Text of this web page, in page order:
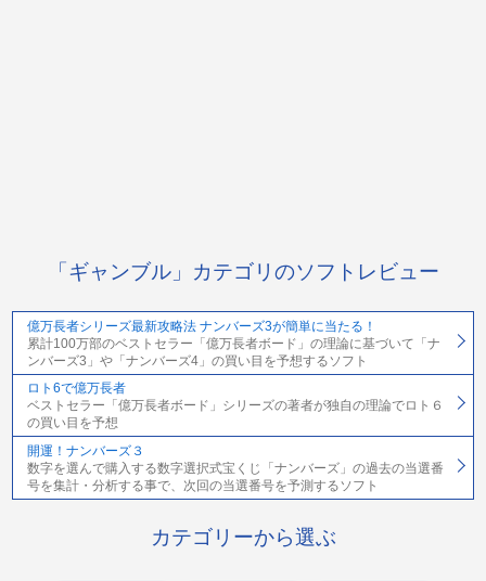
「ギャンブル」カテゴリのソフトレビュー
億万長者シリーズ最新攻略法 ナンバーズ3が簡単に当たる！
累計100万部のベストセラー「億万長者ボード」の理論に基づいて「ナ
ンバーズ3」や「ナンバーズ4」の買い目を予想するソフト
ロト6で億万長者
ベストセラー「億万長者ボード」シリーズの著者が独自の理論でロト６
の買い目を予想
開運！ナンバーズ３
数字を選んで購入する数字選択式宝くじ「ナンバーズ」の過去の当選番
号を集計・分析する事で、次回の当選番号を予測するソフト
カテゴリーから選ぶ